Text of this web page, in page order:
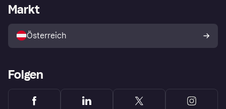
Shops entdecken
Händlerportal
Markt
Österreich
Folgen